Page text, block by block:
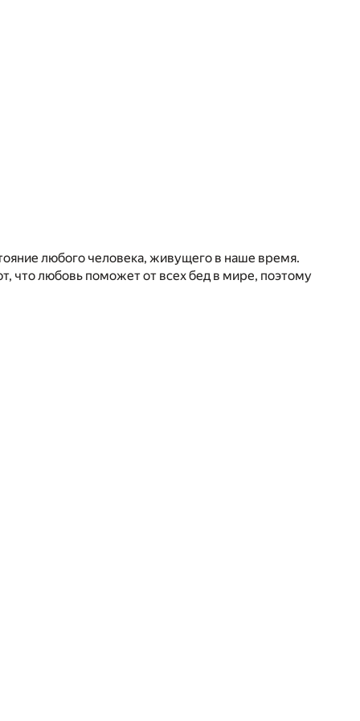
любого человека, живущего в наше время.
что любовь поможет от всех бед в мире, поэтому